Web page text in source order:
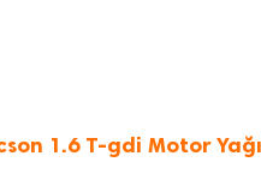
1.6 T-gdi Motor Yağı